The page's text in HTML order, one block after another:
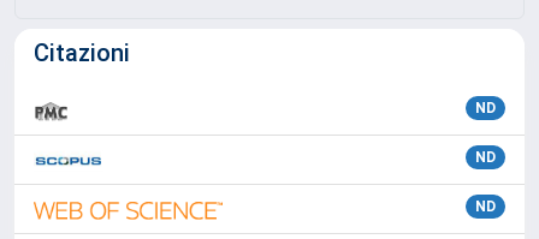
Citazioni
ND
ND
ND